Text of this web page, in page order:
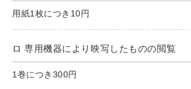
用紙1枚につき10円
ロ 専用機器により映写したものの閲覧
1巻につき300円